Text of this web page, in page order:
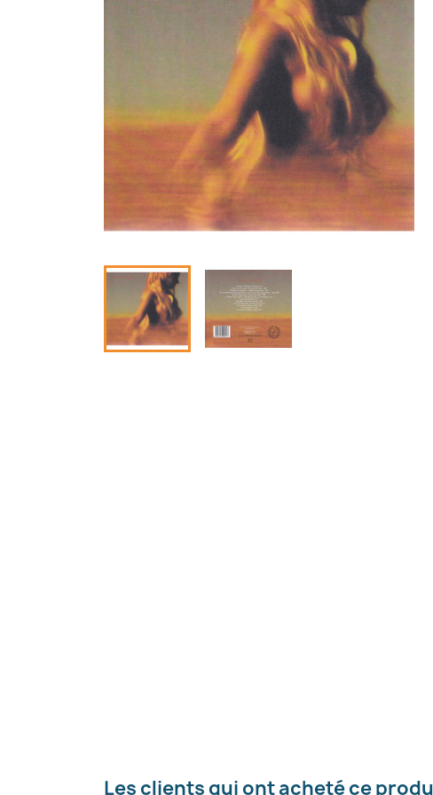
Les clients qui ont acheté ce